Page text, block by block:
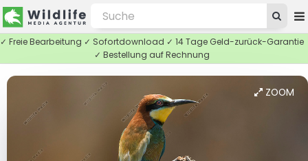
✓ Freie Bearbeitung ✓ Sofortdownload ✓ 14 Tage Geld-zurück-Garantie
✓ Bestellung auf Rechnung
ZOOM